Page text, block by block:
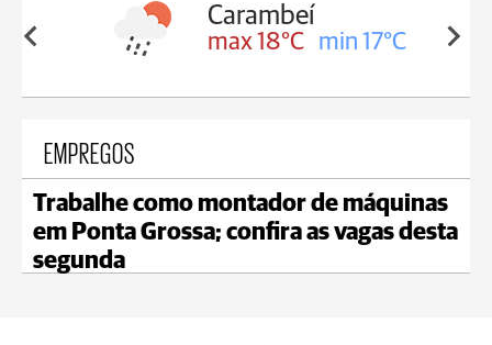
18°C
Carambeí
max 18°C min 17°C
EMPREGOS
Trabalhe como montador de máquinas
em Ponta Grossa; confira as vagas desta
segunda